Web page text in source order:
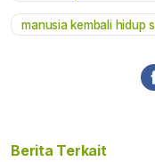
manusia kembali hidup
Berita Terkait